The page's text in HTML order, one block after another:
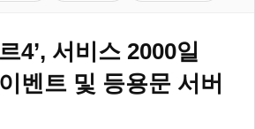
4’, 서비스 2000일
벤트 및 등용문 서버